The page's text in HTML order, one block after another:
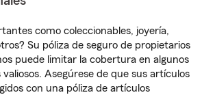
como coleccionables, joyería,
Su póliza de seguro de propietarios
puede limitar la cobertura en algunos
Asegúrese de que sus artículos
con una póliza de artículos